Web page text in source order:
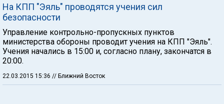
На КПП "Эяль" проводятся учения сил
безопасности
Управление контрольно-пропускных пунктов
министерства обороны проводит учения на КПП "Эяль".
Учения начались в 15:00 и, согласно плану, закончатся в
20:00.
22.03.2015 15:36 // Ближний Восток